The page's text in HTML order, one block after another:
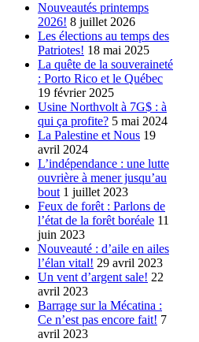
Nouveautés printemps
2026! 8 juillet 2026
Les élections au temps des
Patriotes! 18 mai 2025
La quête de la souveraineté
: Porto Rico et le Québec
19 février 2025
Usine Northvolt à 7G$ : à
qui ça profite? 5 mai 2024
La Palestine et Nous 19
avril 2024
L’indépendance : une lutte
ouvrière à mener jusqu’au
bout 1 juillet 2023
Feux de forêt : Parlons de
l’état de la forêt boréale 11
juin 2023
Nouveauté : d’aile en ailes
l’élan vital! 29 avril 2023
Un vent d’argent sale! 22
avril 2023
Barrage sur la Mécatina :
Ce n’est pas encore fait! 7
avril 2023